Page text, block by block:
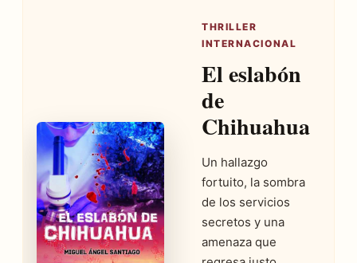
THRILLER
INTERNACIONAL
El eslabón
de
Chihuahua
Un hallazgo
fortuito, la sombra
de los servicios
secretos y una
amenaza que